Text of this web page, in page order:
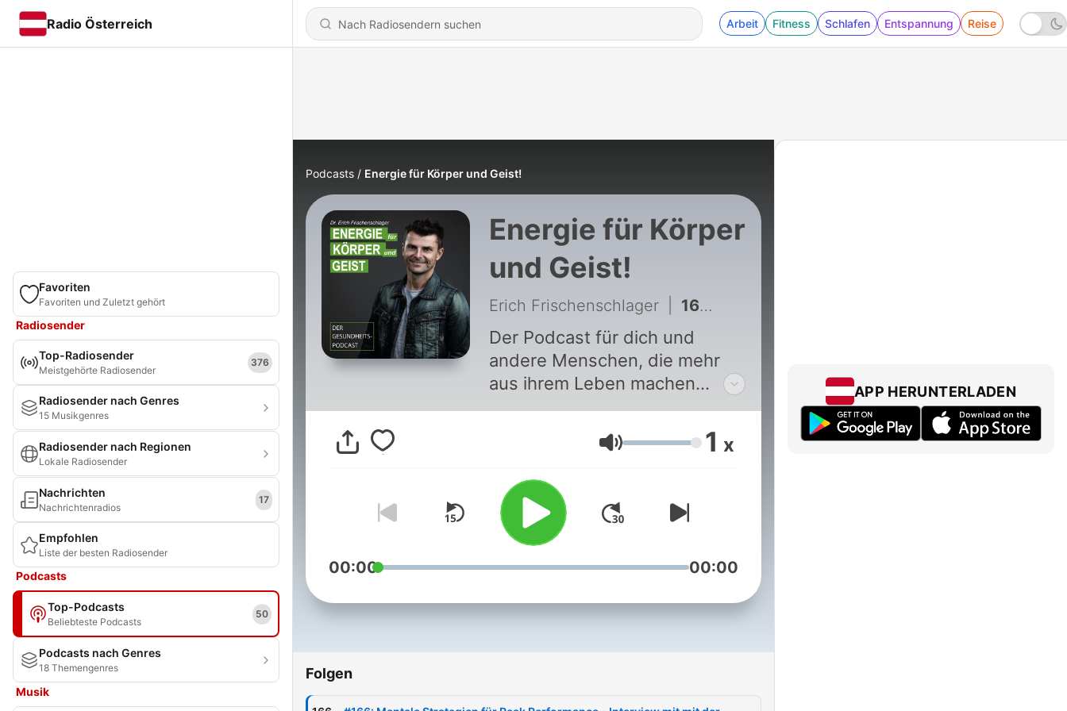
Radio Österreich Arbeit Fitness Schlafen Entspannung Reise
Favoriten
Favoriten und Zuletzt gehört
Radiosender
Top-Radiosender
Meistgehörte Radiosender
376
Radiosender nach Genres
15 Musikgenres
Radiosender nach Regionen
Lokale Radiosender
Nachrichten
Nachrichtenradios
17
Empfohlen
Liste der besten Radiosender
Podcasts
Top-Podcasts
Beliebteste Podcasts
50
Podcasts nach Genres
18 Themengenres
Musik
Podcasts Energie für Körper und Geist!
Energie für Körper
und Geist!
Erich Frischenschlager 166 - #166: Mentale Strategien für Peak Performance - Interview mit mit der Sportpsychologin Kerstin Eibel
Der Podcast für dich und
andere Menschen, die mehr
aus ihrem Leben machen
wollen. Hier gehts darum, das
Beste aus dir herauszuholen.
Aus deinem Körper, deiner
mentalen Stärke, deiner
Ernährung und deinem
Lifestyle. Mehr "Energie für
Körper und Geist" findest du
auf erichfrischenschlager.com.
Lautstärke 1 x
00:00 00:00
Folgen
APP HERUNTERLADEN